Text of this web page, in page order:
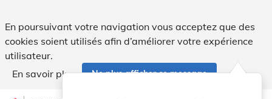
En poursuivant votre navigation vous acceptez que des
cookies soient utilisés afin d’améliorer votre expérience
utilisateur.
En savoir plus
Ne plus afficher ce message